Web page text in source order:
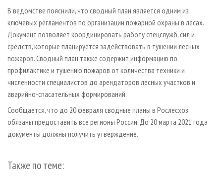
ИНСТРУМЕНТ И МАТЕРИАЛЫ
БИБЛИОТЕКА СПЕЦИАЛИСТА
В ведомстве пояснили, что сводный план является одним из
ключевых регламентов по организации пожарной охраны в лесах.
Документ позволяет координировать работу спецслужб, сил и
средств, которые планируется задействовать в тушении лесных
пожаров. Сводный план также содержит информацию по
профилактике и тушению пожаров от количества техники и
численности специалистов до арендаторов лесных участков и
аварийно-спасательных формирований.
Сообщается, что до 20 февраля сводные планы в Рослесхоз
обязаны предоставить все регионы России. До 20 марта 2021 года
документы должны получить утверждение.
Также по теме: